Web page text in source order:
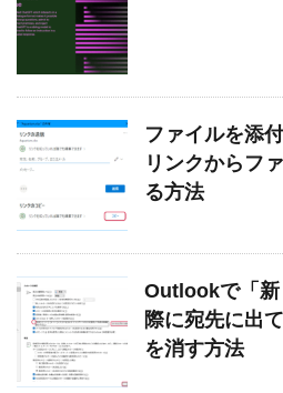
ファイルを添
リンクからフ
る方法
Outlookで「新
際に宛先に出
を消す方法